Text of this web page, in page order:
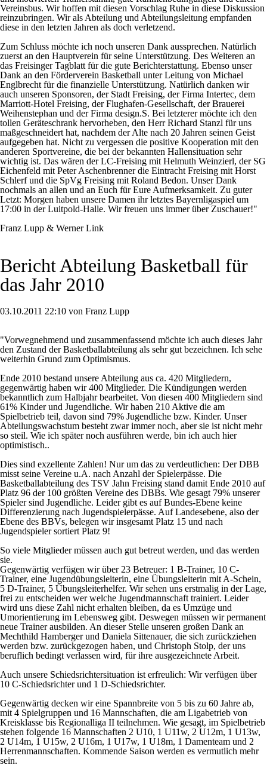
Vereinsbus. Wir hoffen mit diesen Vorschlag Ruhe in diese Diskussion
reinzubringen. Wir als Abteilung und Abteilungsleitung empfanden
diese in den letzten Jahren als doch verletzend.
Zum Schluss möchte ich noch unseren Dank aussprechen. Natürlich
zuerst an den Hauptverein für seine Unterstützung. Des Weiteren an
das Freisinger Tagblatt für die gute Berichterstattung. Ebenso unser
Dank an den Förderverein Basketball unter Leitung von Michael
Englbrecht für die finanzielle Unterstützung. Natürlich danken wir
auch unseren Sponsoren, der Stadt Freising, der Firma Intertec, dem
Marriott-Hotel Freising, der Flughafen-Gesellschaft, der Brauerei
Weihenstephan und der Firma design.S. Bei letzterer möchte ich den
tollen Geräteschrank hervorheben, den Herr Richard Stanzl für uns
maßgeschneidert hat, nachdem der Alte nach 20 Jahren seinen Geist
aufgegeben hat. Nicht zu vergessen die positive Kooperation mit den
anderen Sportvereine, die bei der bekannten Hallensituation sehr
wichtig ist. Das wären der LC-Freising mit Helmuth Weinzierl, der SG
Eichenfeld mit Peter Aschenbrenner die Eintracht Freising mit Horst
Schlerf und die SpVg Freising mit Roland Bedon. Unser Dank
nochmals an allen und an Euch für Eure Aufmerksamkeit. Zu guter
Letzt: Morgen haben unsere Damen ihr letztes Bayernligaspiel um
17:00 in der Luitpold-Halle. Wir freuen uns immer über Zuschauer!"
Franz Lupp & Werner Link
Bericht Abteilung Basketball für
das Jahr 2010
03.10.2011 22:10 von Franz Lupp
"Vorwegnehmend und zusammenfassend möchte ich auch dieses Jahr
den Zustand der Basketballabteilung als sehr gut bezeichnen. Ich sehe
weiterhin Grund zum Optimismus.
Ende 2010 bestand unsere Abteilung aus ca. 420 Mitgliedern,
gegenwärtig haben wir 400 Mitglieder. Die Kündigungen werden
bekanntlich zum Halbjahr bearbeitet. Von diesen 400 Mitgliedern sind
61% Kinder und Jugendliche. Wir haben 210 Aktive die am
Spielbetrieb teil, davon sind 79% Jugendliche bzw. Kinder. Unser
Abteilungswachstum besteht zwar immer noch, aber sie ist nicht mehr
so steil. Wie ich später noch ausführen werde, bin ich auch hier
optimistisch..
Dies sind exzellente Zahlen! Nur um das zu verdeutlichen: Der DBB
misst seine Vereine u.A. nach Anzahl der Spielerpässe. Die
Basketballabteilung des TSV Jahn Freising stand damit Ende 2010 auf
Platz 96 der 100 größten Vereine des DBBs. Wie gesagt 79% unserer
Spieler sind Jugendliche. Leider gibt es auf Bundes-Ebene keine
Differenzierung nach Jugendspielerpässe. Auf Landesebene, also der
Ebene des BBVs, belegen wir insgesamt Platz 15 und nach
Jugendspieler sortiert Platz 9!
So viele Mitglieder müssen auch gut betreut werden, und das werden
sie.
Gegenwärtig verfügen wir über 23 Betreuer: 1 B-Trainer, 10 C-
Trainer, eine Jugendübungsleiterin, eine Übungsleiterin mit A-Schein,
5 D-Trainer, 5 Übungsleiterhelfer. Wir sehen uns erstmalig in der Lage,
frei zu entscheiden wer welche Jugendmannschaft trainiert. Leider
wird uns diese Zahl nicht erhalten bleiben, da es Umzüge und
Umorientierung im Lebensweg gibt. Deswegen müssen wir permanent
neue Trainer ausbilden. An dieser Stelle unseren großen Dank an
Mechthild Hamberger und Daniela Sittenauer, die sich zurückziehen
werden bzw. zurückgezogen haben, und Christoph Stolp, der uns
beruflich bedingt verlassen wird, für ihre ausgezeichnete Arbeit.
Auch unsere Schiedsrichtersituation ist erfreulich: Wir verfügen über
10 C-Schiedsrichter und 1 D-Schiedsrichter.
Gegenwärtig decken wir eine Spannbreite von 5 bis zu 60 Jahre ab,
mit 4 Spielgruppen und 16 Mannschaften, die am Ligabetrieb von
Kreisklasse bis Regionalliga II teilnehmen. Wie gesagt, im Spielbetrieb
stehen folgende 16 Mannschaften 2 U10, 1 U11w, 2 U12m, 1 U13w,
2 U14m, 1 U15w, 2 U16m, 1 U17w, 1 U18m, 1 Damenteam und 2
Herrenmannschaften. Kommende Saison werden es vermutlich mehr
sein.